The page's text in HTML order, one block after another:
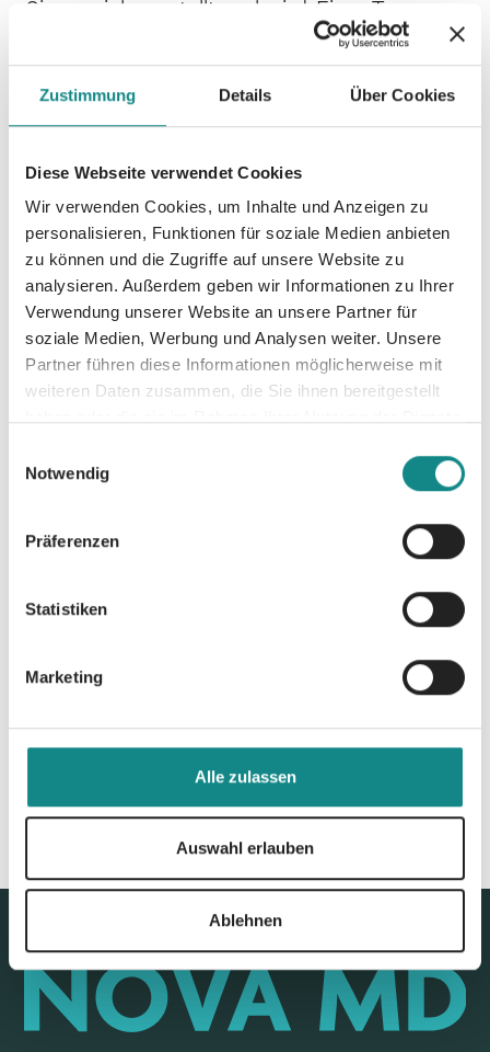
Zustimmung Details Über Cookies
Diese Webseite verwendet Cookies
Wir verwenden Cookies, um Inhalte und Anzeigen zu
personalisieren, Funktionen für soziale Medien anbieten
zu können und die Zugriffe auf unsere Website zu
analysieren. Außerdem geben wir Informationen zu Ihrer
Verwendung unserer Website an unsere Partner für
soziale Medien, Werbung und Analysen weiter. Unsere
Partner führen diese Informationen möglicherweise mit
weiteren Daten zusammen, die Sie ihnen bereitgestellt
Notwendig
Präferenzen
Statistiken
Marketing
Alle zulassen
Auswahl erlauben
Ablehnen
Simon sich vorstellt, real wird. Eines Tages
tauchen alte Feinde des übersinnlich
veranlagten Jungen auf, bringen alles
durcheinander und die beiden Freunde
mitsamt ihren Familien in mächtige
gefangengenommen und jeder für sich muss
das Abenteuer seines Lebens bestehen.
Dennoch behalten sie eine fantastische
Verbindung zueinander, die ihnen Mut und
Kraft gibt.